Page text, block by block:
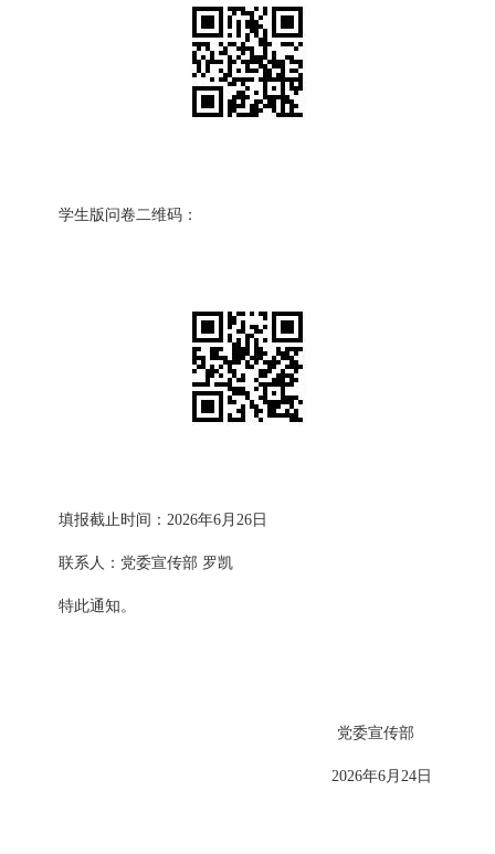
学生版问卷二维码：
填报截止时间 ： 2026年6月26日
联系人：党委宣传部 罗凯
特此通知。
党委宣传部
2026年6月24日